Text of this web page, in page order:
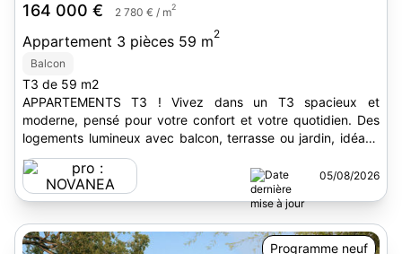
164 000 € 2 780 € / m2
Appartement 3 pièces 59 m2
Balcon
T3 de 59 m2
APPARTEMENTS T3 ! Vivez dans un T3 spacieux et
moderne, pensé pour votre confort et votre quotidien. Des
logements lumineux avec balcon, terrasse ou jardin, idéaux
pour les...
05/08/2026
Programme neuf